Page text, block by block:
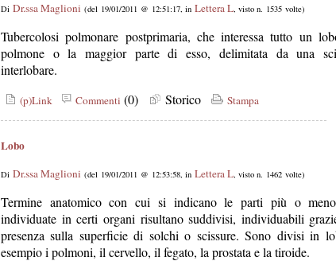
Di Dr.ssa Maglioni (del 19/01/2011 @ 12:51:17, in Lettera L, visto n. 1535 volte)
Tubercolosi polmonare postprimaria, che interessa tutto un
polmone o la maggior parte di esso, delimitata da una
interlobare.
(p)Link Commenti (0) Storico Stampa
Lobo
Di Dr.ssa Maglioni (del 19/01/2011 @ 12:53:58, in Lettera L, visto n. 1462 volte)
Termine anatomico con cui si indicano le parti più o
individuate in certi organi risultano suddivisi, individuabili
presenza sulla superficie di solchi o scissure. Sono divisi in
esempio i polmoni, il cervello, il fegato, la prostata e la tiroide.